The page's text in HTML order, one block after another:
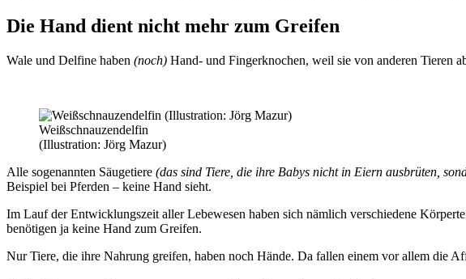
Die Hand dient nicht mehr zum Greifen
Wale und Delfine haben (noch) Hand- und Fingerknochen, weil sie von anderen Tieren
Weißschnauzendelfin
(Illustration: Jörg Mazur)
Alle sogenannten Säugetiere (das sind Tiere, die ihre Babys nicht in Eiern ausbrüten,
Beispiel bei Pferden – keine Hand sieht.
Im Lauf der Entwicklungszeit aller Lebewesen haben sich nämlich verschiedene
benötigen ja keine Hand zum Greifen.
Nur Tiere, die ihre Nahrung greifen, haben noch Hände. Da fallen einem vor allem die